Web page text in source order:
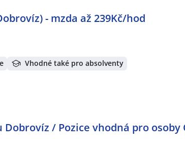
- mzda až 239Kč/hod
Vhodné také pro absolventy
/ Pozice vhodná pro osoby